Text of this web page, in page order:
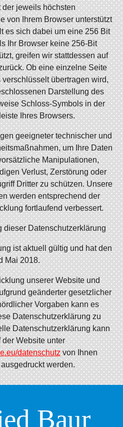
der jeweils höchsten
von Ihrem Browser unterstützt
es sich dabei um eine 256 Bit
Ihr Browser keine 256-Bit
greifen wir stattdessen auf
Ob eine einzelne Seite
übertragen wird,
Darstellung des
Schloss-Symbols in der
Ihres Browsers.
geeigneter technischer und
um Ihre Daten
Manipulationen,
Verlust, Zerstörung oder
Dritter zu schützen. Unsere
werden entsprechend der
fortlaufend verbessert.
dieser Datenschutzerklärung
ist aktuell gültig und hat den
Mai 2018.
unserer Website und
geänderter gesetzlicher
Vorgaben kann es
Datenschutzerklärung zu
Datenschutzerklärung kann
der Website unter
datenschutzvon Ihnen
werden.
Baur